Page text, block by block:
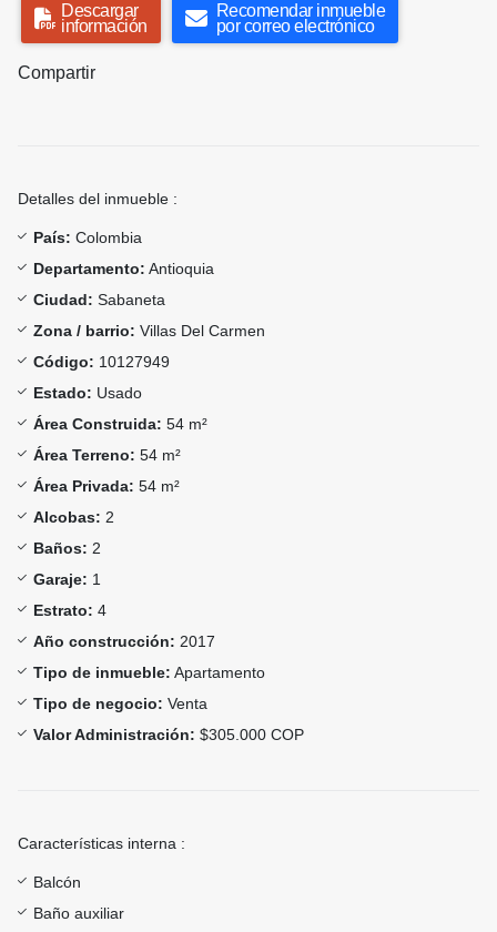
Descargar
información
Recomendar inmueble
por correo electrónico
Compartir
Detalles del inmueble :
País: Colombia
Departamento: Antioquia
Ciudad: Sabaneta
Zona / barrio: Villas Del Carmen
Código: 10127949
Estado: Usado
Área Construida: 54 m²
Área Terreno: 54 m²
Área Privada: 54 m²
Alcobas: 2
Baños: 2
Garaje: 1
Estrato: 4
Año construcción: 2017
Tipo de inmueble: Apartamento
Tipo de negocio: Venta
Valor Administración: $305.000 COP
Características interna :
Balcón
Baño auxiliar